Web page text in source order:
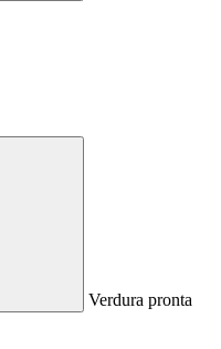
Verdura pronta